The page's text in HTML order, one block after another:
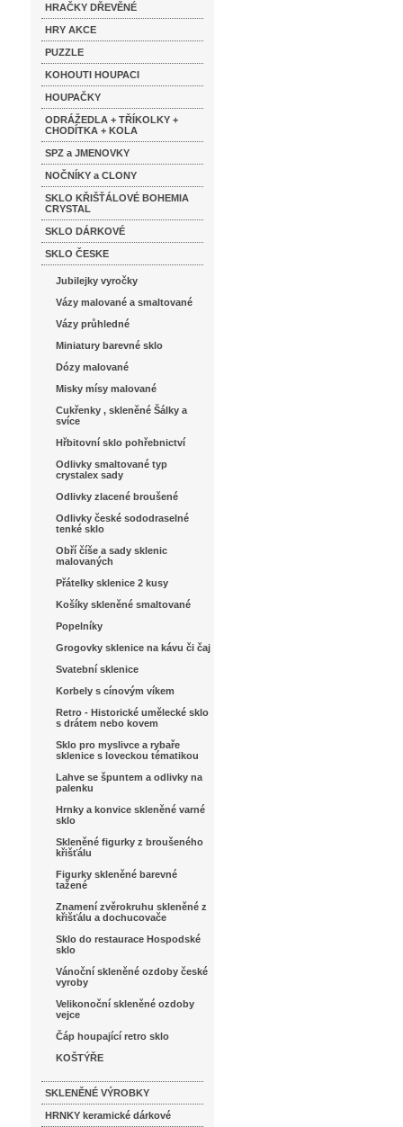
HRAČKY DŘEVĚNÉ
HRY AKCE
PUZZLE
KOHOUTI HOUPACI
HOUPAČKY
ODRÁŽEDLA + TŘÍKOLKY +
CHODÍTKA + KOLA
SPZ a JMENOVKY
NOČNÍKY a CLONY
SKLO KŘIŠŤÁLOVÉ BOHEMIA
CRYSTAL
SKLO DÁRKOVÉ
SKLO ČESKE
Jubilejky vyročky
Vázy malované a smaltované
Vázy průhledné
Miniatury barevné sklo
Dózy malované
Misky mísy malované
Cukřenky , skleněné Šálky a
svíce
Hřbitovní sklo pohřebnictví
Odlivky smaltované typ
crystalex sady
Odlivky zlacené broušené
Odlivky české sododraselné
tenké sklo
Obří číše a sady sklenic
malovaných
Přátelky sklenice 2 kusy
Košíky skleněné smaltované
Popelníky
Grogovky sklenice na kávu či čaj
Svatební sklenice
Korbely s cínovým víkem
Retro - Historické umělecké sklo
s drátem nebo kovem
Sklo pro myslivce a rybaře
sklenice s loveckou tématikou
Lahve se špuntem a odlivky na
palenku
Hrnky a konvice skleněné varné
sklo
Skleněné figurky z broušeného
křišťálu
Figurky skleněné barevné
tažené
Znamení zvěrokruhu skleněné z
křišťálu a dochucovače
Sklo do restaurace Hospodské
sklo
Vánoční skleněné ozdoby české
vyroby
Velikonoční skleněné ozdoby
vejce
Čáp houpající retro sklo
KOŠTÝŘE
SKLENĚNÉ VÝROBKY
HRNKY keramické dárkové